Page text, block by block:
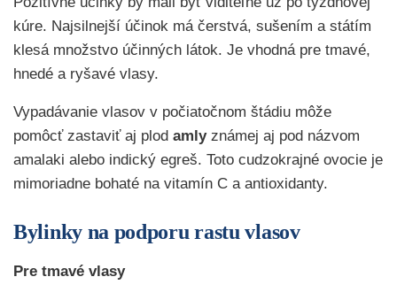
kúre. Najsilnejší účinok má čerstvá, sušením a státím
klesá množstvo účinných látok. Je vhodná pre tmavé,
hnedé a ryšavé vlasy.
Vypadávanie vlasov v počiatočnom štádiu môže
pomôcť zastaviť aj plod amlyznámej aj pod názvom
amalaki alebo indický egreš. Toto cudzokrajné ovocie je
mimoriadne bohaté na vitamín C a antioxidanty.
Bylinky na podporu rastu vlasov
Pre tmavé vlasy